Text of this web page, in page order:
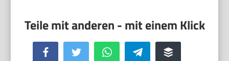
Facebook Twitter WhatsApp Telegram Buffer